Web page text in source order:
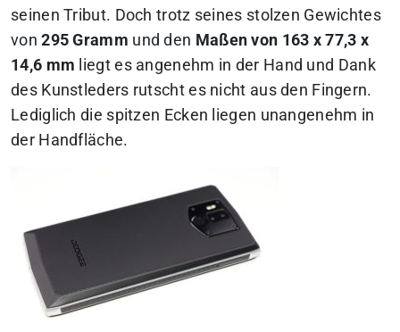
seinen Tribut. Doch trotz seines stolzen Gewichtes
von295 Gramm und den Maßen von 163 x 77,3 x
14,6 mm liegt es angenehm in der Hand und Dank
des Kunstleders rutscht es nicht aus den Fingern.
Lediglich die spitzen Ecken liegen unangenehm in
der Handfläche.